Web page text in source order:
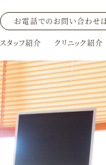
お電話でのお問い合わせ
スタッフ紹介 クリニック紹介